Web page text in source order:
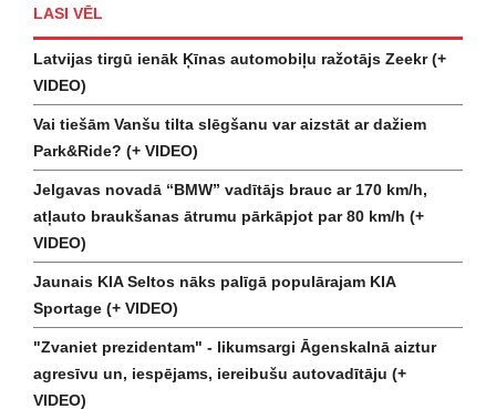
LASI VĒL
Latvijas tirgū ienāk Ķīnas automobiļu ražotājs Zeekr (+
VIDEO)
Vai tiešām Vanšu tilta slēgšanu var aizstāt ar dažiem
Park&Ride? (+ VIDEO)
Jelgavas novadā “BMW” vadītājs brauc ar 170 km/h,
atļauto braukšanas ātrumu pārkāpjot par 80 km/h (+
VIDEO)
Jaunais KIA Seltos nāks palīgā populārajam KIA
Sportage (+ VIDEO)
"Zvaniet prezidentam" - likumsargi Āgenskalnā aiztur
agresīvu un, iespējams, iereibušu autovadītāju (+
VIDEO)